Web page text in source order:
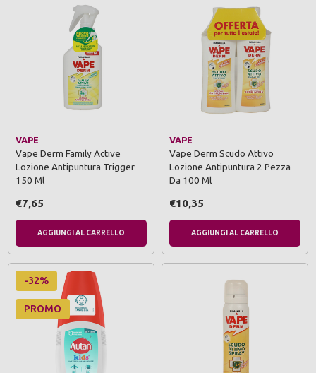
VAPE
Vape Derm Family Active
Lozione Antipuntura Trigger
150 Ml
€7,65
AGGIUNGI AL CARRELLO
VAPE
Vape Derm Scudo Attivo
Lozione Antipuntura 2 Pezza
Da 100 Ml
€10,35
AGGIUNGI AL CARRELLO
-32%
PROMO